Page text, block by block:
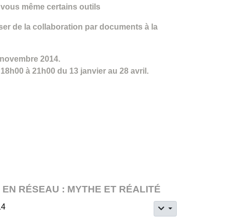
même certains outils
de la collaboration par documents à la
2014.
à 21h00 du 13 janvier au 28 avril.
RÉSEAU : MYTHE ET RÉALITÉ